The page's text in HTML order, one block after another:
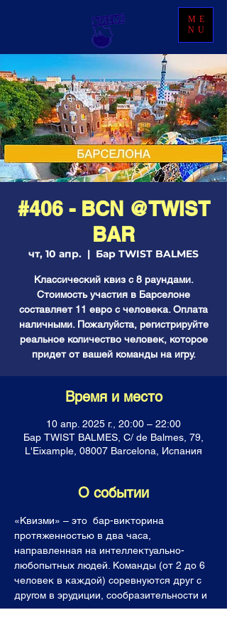
ME
NU
#406 - BCN @TWIST
BAR
чт, 10 апр.
  |
Бар TWIST BALMES
Классический квиз с 8 раундами.
Стоимость участия в Барселоне
составляет 11 евро с человека. Оплата
наличными. Пожалуйста, регистрируйте
реальное количество человек, которое
придет от вашей команды на игру.
Время и место
10 апр. 2025 г., 20:00 – 22:00
Бар TWIST BALMES, C/ de Balmes, 79,
L'Eixample, 08007 Barcelona, Испания
О событии
«Квизми» – это  бар-викторина
протяженностью в два часа,
направленная на интеллектуально-
любопытных людей. Команды (от 2 до 6
человек в каждой) соревнуются друг с
другом в эрудиции, сообразительности и
логике, отвечая на каверзные вопросы.